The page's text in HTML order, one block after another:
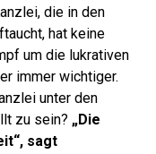
die in den
hat keine
um die lukrativen
immer wichtiger.
unter den
zu sein? „Die
sagt